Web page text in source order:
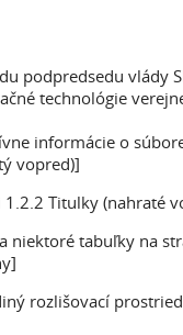
podpredsedu vlády
technológie
informácie o
vopred)]
Titulky (nahraté
niektoré tabuľky na
rozlišovací